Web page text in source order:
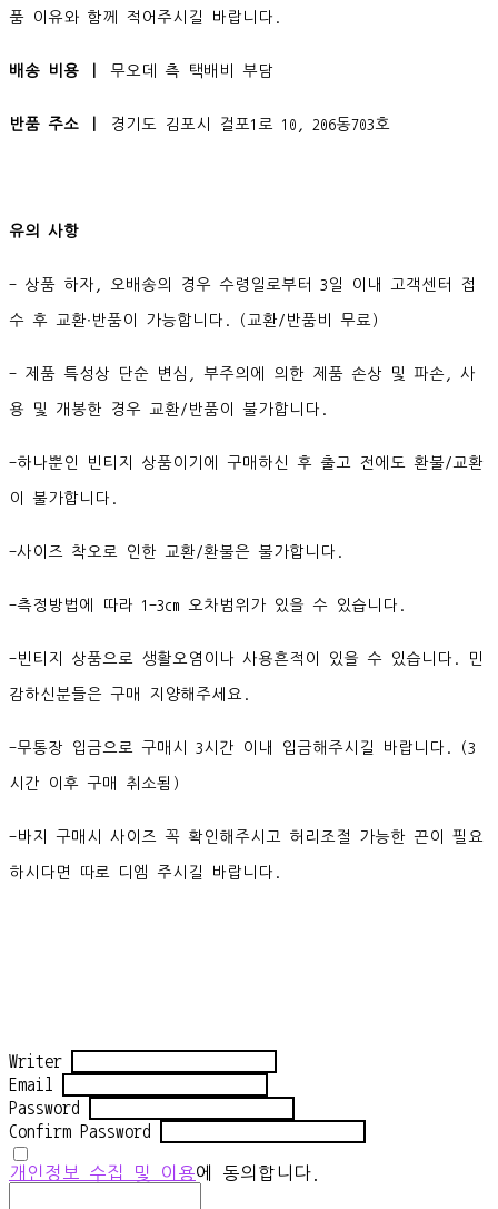
품 이유와 함께 적어주시길 바랍니다.
배송 비용 ㅣ 무오데 측 택배비 부담
반품 주소 ㅣ 경기도 김포시 걸포1로 10, 206동703호
유의 사항
- 상품 하자, 오배송의 경우 수령일로부터 3일 이내 고객센터 접
수 후 교환∙반품이 가능합니다. (교환/반품비 무료)
- 제품 특성상 단순 변심, 부주의에 의한 제품 손상 및 파손, 사
용 및 개봉한 경우 교환/반품이 불가합니다.
-하나뿐인 빈티지 상품이기에 구매하신 후 출고 전에도 환불/교환
이 불가합니다.
-사이즈 착오로 인한 교환/환불은 불가합니다.
-측정방법에 따라 1-3cm 오차범위가 있을 수 있습니다.
-빈티지 상품으로 생활오염이나 사용흔적이 있을 수 있습니다. 민
감하신분들은 구매 지양해주세요.
-무통장 입금으로 구매시 3시간 이내 입금해주시길 바랍니다. (3
시간 이후 구매 취소됨)
-바지 구매시 사이즈 꼭 확인해주시고 허리조절 가능한 끈이 필요
하시다면 따로 디엠 주시길 바랍니다.
Writer
Email
Password
Confirm Password
개인정보 수집 및 이용에 동의합니다.